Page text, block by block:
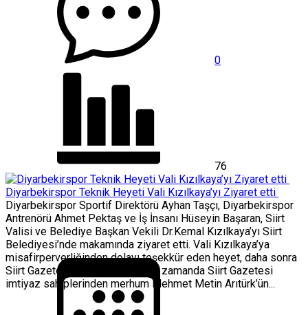
0
76
Diyarbekirspor Teknik Heyeti Vali Kızılkaya’yı Ziyaret etti
Diyarbekirspor Sportif Direktörü Ayhan Taşçı, Diyarbekirspor
Antrenörü Ahmet Pektaş ve İş İnsanı Hüseyin Başaran, Siirt
Valisi ve Belediye Başkan Vekili Dr.Kemal Kızılkaya’yı Siirt
Belediyesi’nde makamında ziyaret etti. Vali Kızılkaya’ya
misafirperverliğinden dolayı teşekkür eden heyet, daha sonra
Siirt Gazetesini ziyaret etti. Aynı zamanda Siirt Gazetesi
imtiyaz sahiplerinden merhum Mehmet Metin Arıtürk’ün...